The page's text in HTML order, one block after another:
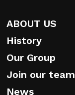
ABOUT US
History
Our Group
Join our team
News